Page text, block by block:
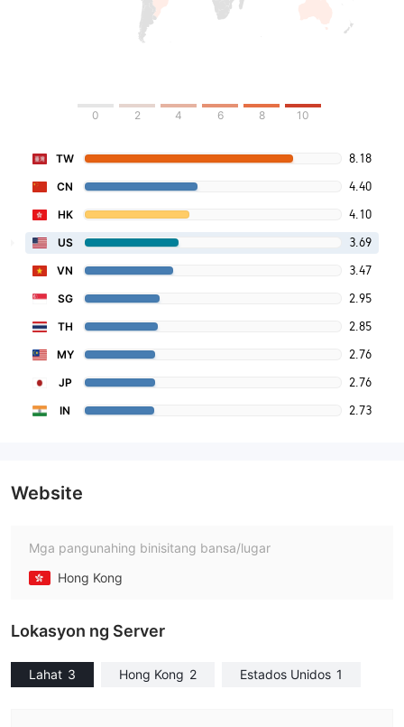
0 2 4 6 8 10
TW 8.18
CN 4.40
HK 4.10
US 3.69
VN 3.47
SG 2.95
TH 2.85
MY 2.76
JP 2.76
IN 2.73
Website
Mga pangunahing binisitang bansa/lugar
Hong Kong
Lokasyon ng Server
Lahat 3 Hong Kong 2 Estados Unidos 1